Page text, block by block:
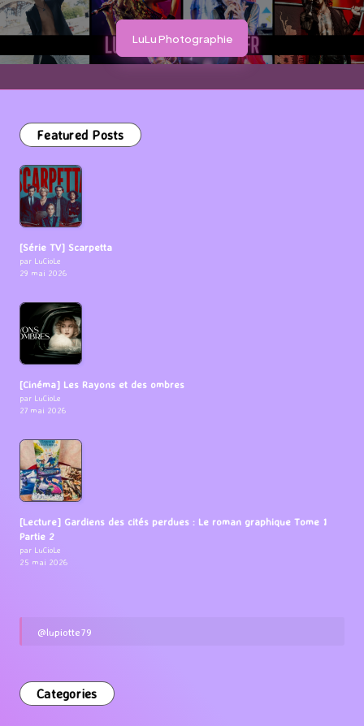
LuLu Photographie
Featured Posts
[Série TV] Scarpetta
par LuCioLe
29 mai 2026
[Cinéma] Les Rayons et des ombres
par LuCioLe
27 mai 2026
[Lecture] Gardiens des cités perdues : Le roman graphique Tome 1
Partie 2
par LuCioLe
25 mai 2026
@lupiotte79
Categories